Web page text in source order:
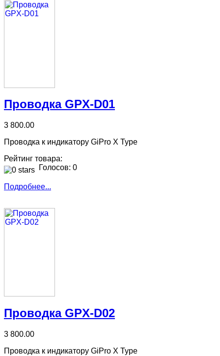
Проводка GPX-D01
3 800.00
Проводка к индикатору GiPro X Type
Рейтинг товара:
Голосов: 0
Подробнее...
Проводка GPX-D02
3 800.00
Проводка к индикатору GiPro X Type